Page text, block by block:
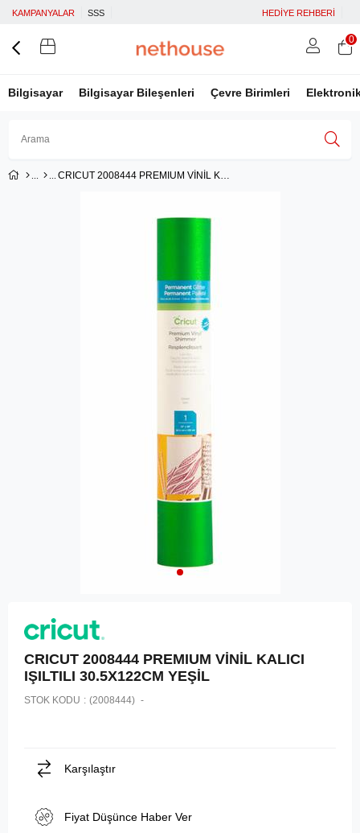
KAMPANYALAR SSS HEDİYE REHBERİ
Bilgisayar Bilgisayar Bileşenleri Çevre Birimleri
Google İle Bağlan
0
CRICUT 2008444 PREMIUM VİNİL KALICI IŞILTILI 30.5X122CM YEŞİL
CRICUT 2008444 PREMIUM VİNİL KALICI
IŞILTILI 30.5X122CM YEŞİL
STOK KODU (2008444)
Karşılaştır
Fiyat Düşünce Haber Ver